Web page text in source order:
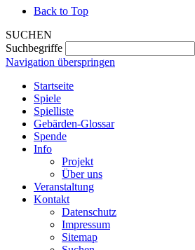
Back to Top
SUCHEN
Suchbegriffe
Navigation überspringen
Startseite
Spiele
Spielliste
Gebärden-Glossar
Spende
Info
Projekt
Über uns
Veranstaltung
Kontakt
Datenschutz
Impressum
Sitemap